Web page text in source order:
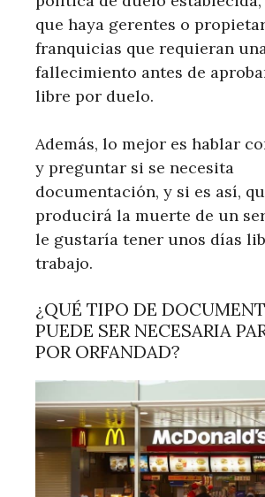
que haya gerentes o
franquicias que requieran
fallecimiento antes de
libre por duelo.
Además, lo mejor es hablar
y preguntar si se necesita
documentación, y si es así,
producirá la muerte de un
le gustaría tener unos días
trabajo.
¿QUÉ TIPO DE
PUEDE SER NECESARIA
POR ORFANDAD?